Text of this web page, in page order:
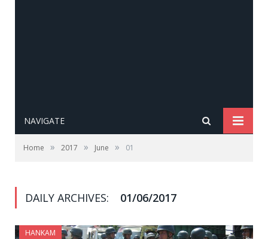
NAVIGATE
Home » 2017 » June » 01
DAILY ARCHIVES: 01/06/2017
HANKAM